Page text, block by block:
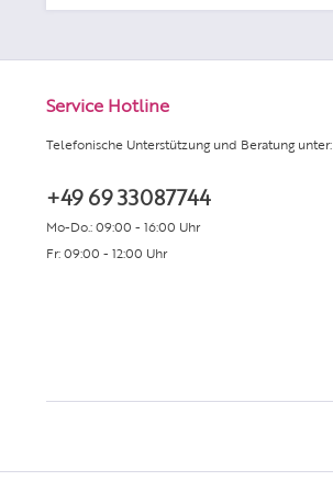
Service Hotline
Telefonische Unterstützung und Beratung unter:
+49 69 33087744
Mo-Do.: 09:00 - 16:00 Uhr
Fr: 09:00 - 12:00 Uhr